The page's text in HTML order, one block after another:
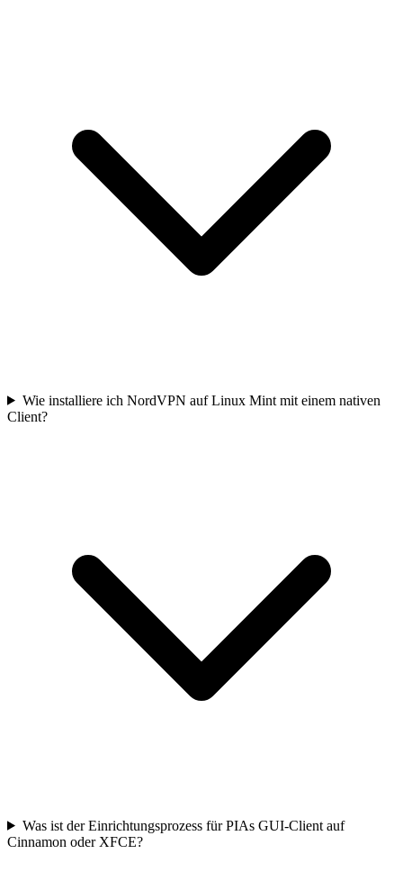
Wie installiere ich NordVPN auf Linux Mint mit einem nativen
Client?
Was ist der Einrichtungsprozess für PIAs GUI-Client auf
Cinnamon oder XFCE?